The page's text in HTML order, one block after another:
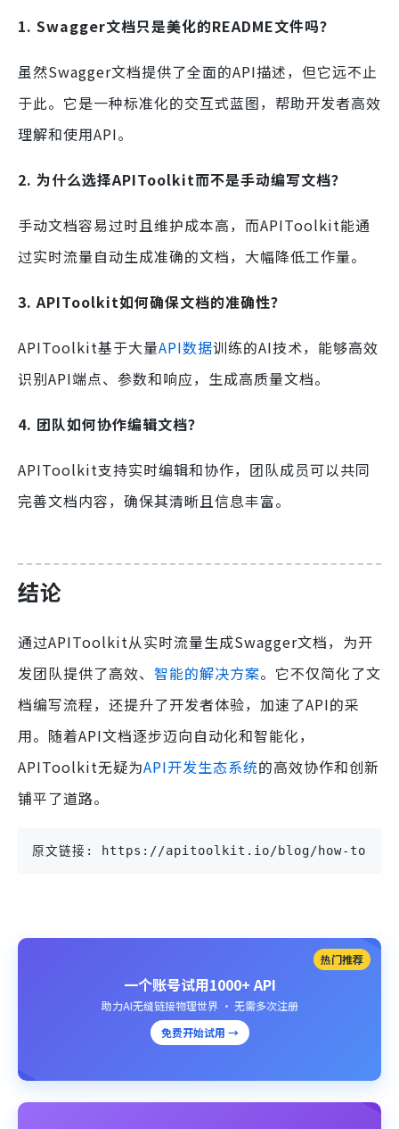
1. Swagger文档只是美化的README文件吗？
虽然Swagger文档提供了全面的API描述，但它远不止
于此。它是一种标准化的交互式蓝图，帮助开发者高效
理解和使用API。
2. 为什么选择APIToolkit而不是手动编写文档？
手动文档容易过时且维护成本高，而APIToolkit能通
过实时流量自动生成准确的文档，大幅降低工作量。
3. APIToolkit如何确保文档的准确性？
APIToolkit基于大量API数据训练的AI技术，能够高效
识别API端点、参数和响应，生成高质量文档。
4. 团队如何协作编辑文档？
APIToolkit支持实时编辑和协作，团队成员可以共同
完善文档内容，确保其清晰且信息丰富。
结论
通过APIToolkit从实时流量生成Swagger文档，为开
发团队提供了高效、 智能的解决方案。它不仅简化了文
档编写流程，还提升了开发者体验，加速了API的采
用。随着API文档逐步迈向自动化和智能化，
APIToolkit无疑为API开发生态系统的高效协作和创新
铺平了道路。
原文链接: https://apitoolkit.io/blog/how-to-
热门推荐
一个账号试用1000+ API
助力AI无缝链接物理世界 · 无需多次注册
免费开始试用 →